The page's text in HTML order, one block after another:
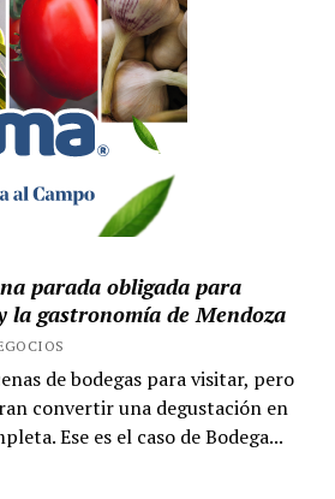
parada obligada para
la gastronomía de Mendoza
de bodegas para visitar, pero
convertir una degustación en
Ese es el caso de Bodega...